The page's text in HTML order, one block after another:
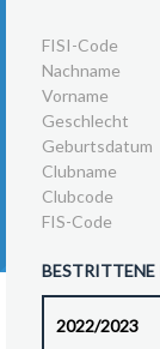
FISI-Code
Nachname
Vorname
Geschlecht
Geburtsdatum
Clubname
Clubcode
FIS-Code
BESTRITTENE